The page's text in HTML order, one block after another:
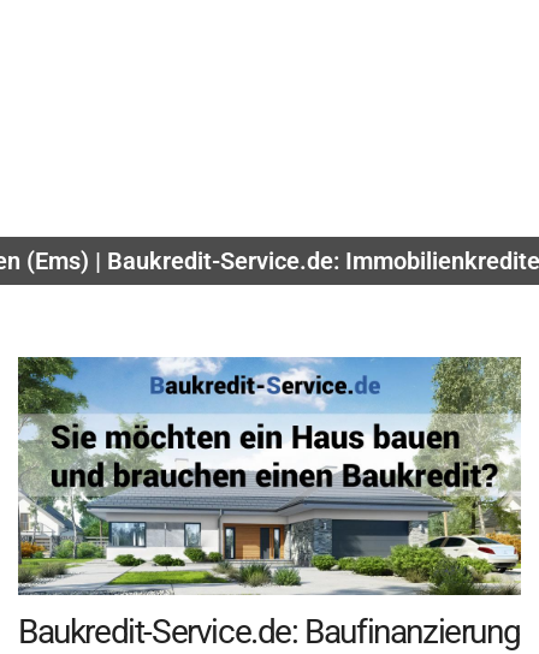
(Ems) | Baukredit-Service.de:
Baukredit-Service.de: Baufinanzierung